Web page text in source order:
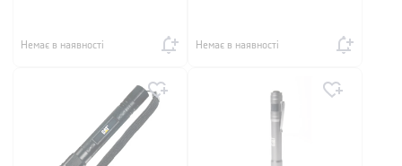
Немає в наявності Немає в наявності